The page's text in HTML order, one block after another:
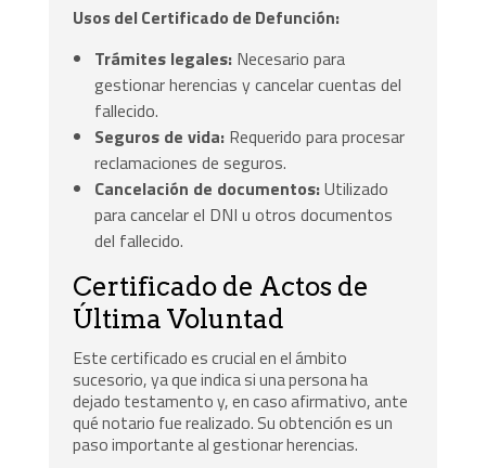
Usos del Certificado de Defunción:
Trámites legales: Necesario para
gestionar herencias y cancelar cuentas del
fallecido.
Seguros de vida: Requerido para procesar
reclamaciones de seguros.
Cancelación de documentos:Utilizado
para cancelar el DNI u otros documentos
del fallecido.
Certificado de Actos de
Última Voluntad
Este certificado es crucial en el ámbito
sucesorio, ya que indica si una persona ha
dejado testamento y, en caso afirmativo, ante
qué notario fue realizado. Su obtención es un
paso importante al gestionar herencias.